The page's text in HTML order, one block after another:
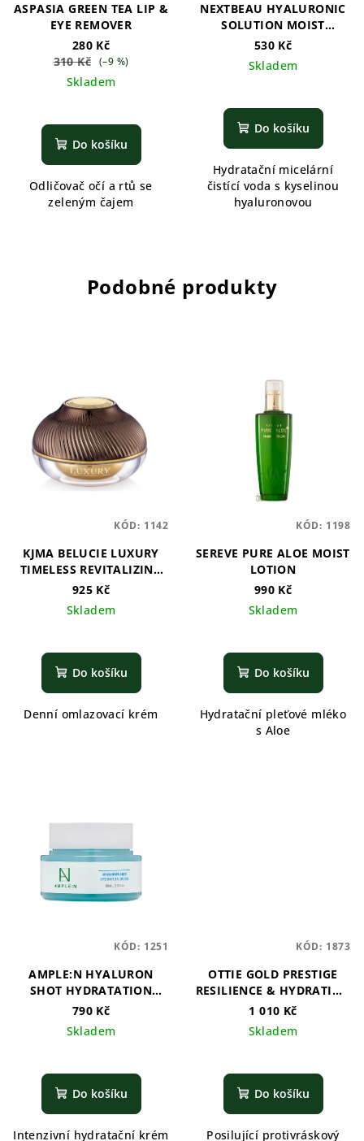
ASPASIA GREEN TEA LIP &
EYE REMOVER
280 Kč
310 Kč (–9 %)
Skladem
Do košíku
Odličovač očí a rtů se
zeleným čajem
NEXTBEAU HYALURONIC
SOLUTION MOIST
CLEANSING WATER
530 Kč
Skladem
Do košíku
Hydratační micelární
čistící voda s kyselinou
hyaluronovou
Podobné produkty
KJMA BELUCIE LUXURY
TIMELESS REVITALIZING
DAY CREAM
925 Kč
Skladem
Do košíku
Denní omlazovací krém
KÓD: 1142
SEREVE PURE ALOE MOIST
LOTION
990 Kč
Skladem
Do košíku
Hydratační pleťové mléko
s Aloe
KÓD: 1198
AMPLE:N HYALURON
SHOT HYDRATATION
CREAM - 60ml
790 Kč
Skladem
Do košíku
Intenzivní hydratační krém
KÓD: 1251
OTTIE GOLD PRESTIGE
RESILIENCE & HYDRATION
ADVANCED CREAM
1 010 Kč
Skladem
Do košíku
Posilující protivráskový
KÓD: 1873